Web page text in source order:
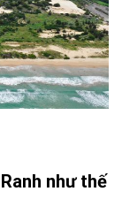
như thế